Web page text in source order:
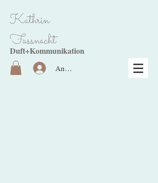
Kathrin
Fassnacht
Duft+Kommunikation
Anmelden